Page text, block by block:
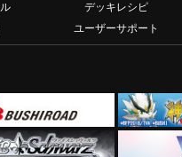
デッキレシピ
ユーザーサポート